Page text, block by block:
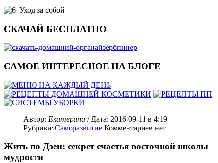
Уход за собой
СКАЧАЙ БЕСПЛАТНО
САМОЕ ИНТЕРЕСНОЕ НА БЛОГЕ
Автор: Екатерина / Дата: 2016-09-11 в 4:19
Рубрика: Саморазвитие Комментариев нет
Жить по Дзен: секрет счастья восточной школы
мудрости